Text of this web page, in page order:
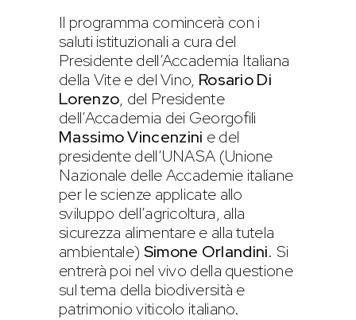
Il programma comincerà con i
saluti istituzionali a cura del
Presidente dell’Accademia Italiana
della Vite e del Vino, Rosario Di
Lorenzo, del Presidente
dell’Accademia dei Georgofili
Massimo Vincenzini e del
presidente dell’UNASA (Unione
Nazionale delle Accademie italiane
per le scienze applicate allo
sviluppo dell’agricoltura, alla
sicurezza alimentare e alla tutela
ambientale) Simone Orlandini. Si
entrerà poi nel vivo della questione
sul tema della biodiversità e
patrimonio viticolo italiano.